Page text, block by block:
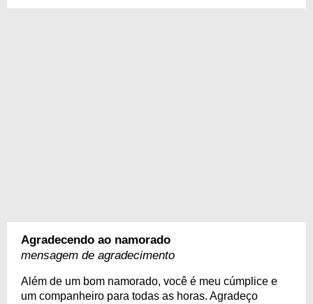
Agradecendo ao namorado
mensagem de agradecimento
Além de um bom namorado, você é meu cúmplice e
um companheiro para todas as horas. Agradeço